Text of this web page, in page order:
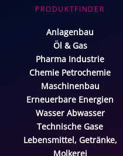
PRODUKTFINDER
Anlagenbau
Öl & Gas
Pharma Industrie
Chemie Petrochemie
Maschinenbau
Erneuerbare Energien
Wasser Abwasser
Technische Gase
Lebensmittel, Getränke,
Molkerei